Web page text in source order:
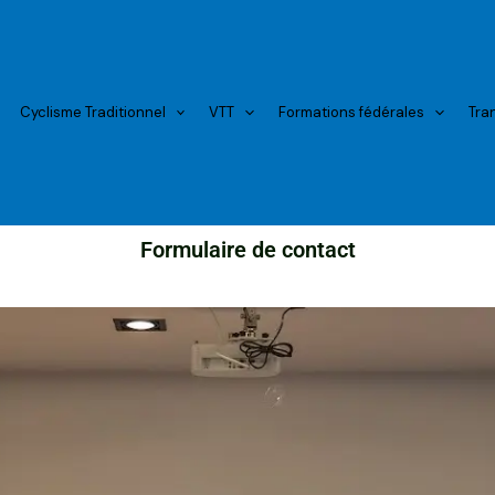
Cyclisme Traditionnel VTT Formations fédérales
Formulaire de contact